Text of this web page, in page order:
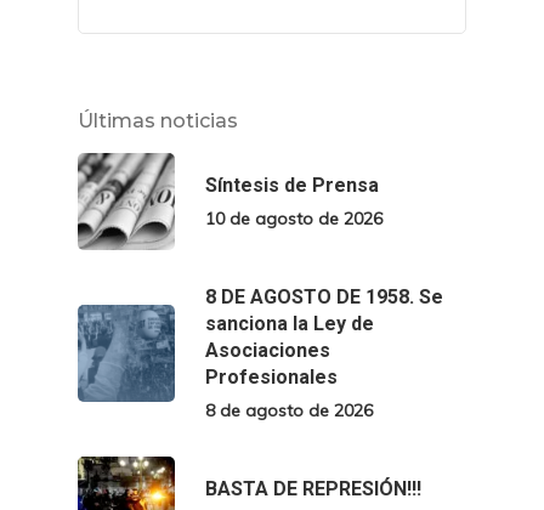
Últimas noticias
Síntesis de Prensa
10 de agosto de 2026
8 DE AGOSTO DE 1958. Se
sanciona la Ley de
Asociaciones
Profesionales
8 de agosto de 2026
BASTA DE REPRESIÓN!!!